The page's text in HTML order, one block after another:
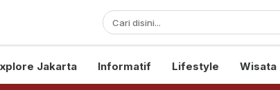
Disini!
Jakarta Informatif Lifestyle Wisata